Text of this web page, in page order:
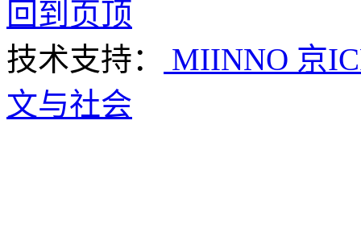
回到页顶
技术支持：
MIINNO 京
文与社会